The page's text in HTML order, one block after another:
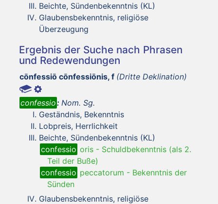
Beichte, Sündenbekenntnis (KL)
Glaubensbekenntnis, religiöse
Überzeugung
Ergebnis der Suche nach Phrasen
und Redewendungen
cōnfessiō cōnfessiōnis, f (Dritte Deklination)
confessio: Nom. Sg.
Geständnis, Bekenntnis
Lobpreis, Herrlichkeit
Beichte, Sündenbekenntnis (KL)
confessio oris - Schuldbekenntnis (als 2.
Teil der Buße)
confessio peccatorum - Bekenntnis der
Sünden
Glaubensbekenntnis, religiöse